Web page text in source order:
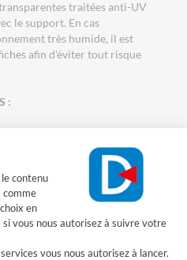
du
contenu
comme
en
vous nous autorisez à suivre votre
vous nous autorisez à lancer.
traitées anti-UV
le support. En cas
très humide, il est
afin d'éviter tout risque
:
89 x (p) 142 x (h) 156.6 cm